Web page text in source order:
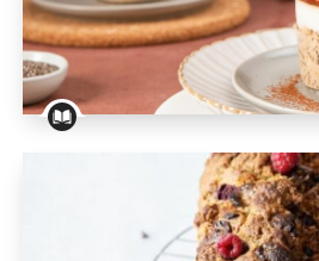
Rezept: Overnight nach